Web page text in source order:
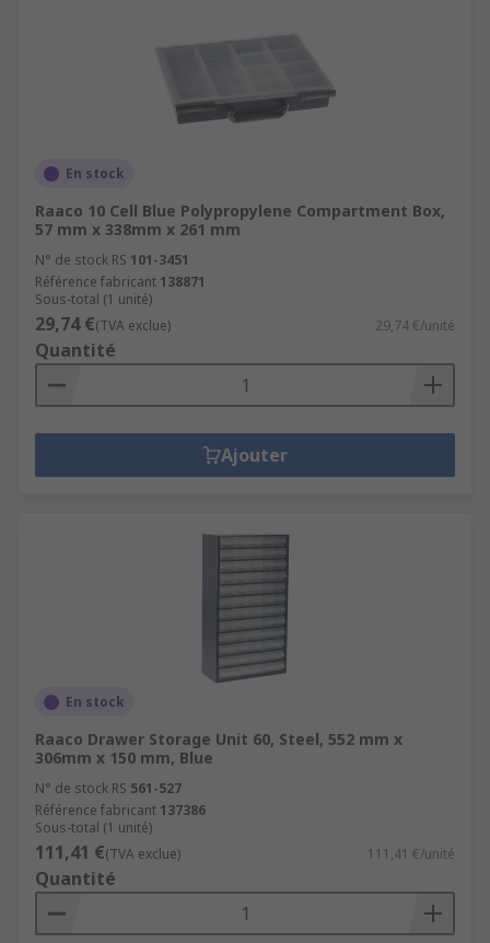
En stock
Raaco 10 Cell Blue Polypropylene Compartment Box,
57 mm x 338mm x 261 mm
N° de stock RS 101-3451
Référence fabricant 138871
Sous-total (1 unité)
29,74 €(TVA exclue) 29,74 €/unité
Quantité
Ajouter
En stock
Raaco Drawer Storage Unit 60, Steel, 552 mm x
306mm x 150 mm, Blue
N° de stock RS 561-527
Référence fabricant 137386
Sous-total (1 unité)
111,41 €(TVA exclue) 111,41 €/unité
Quantité